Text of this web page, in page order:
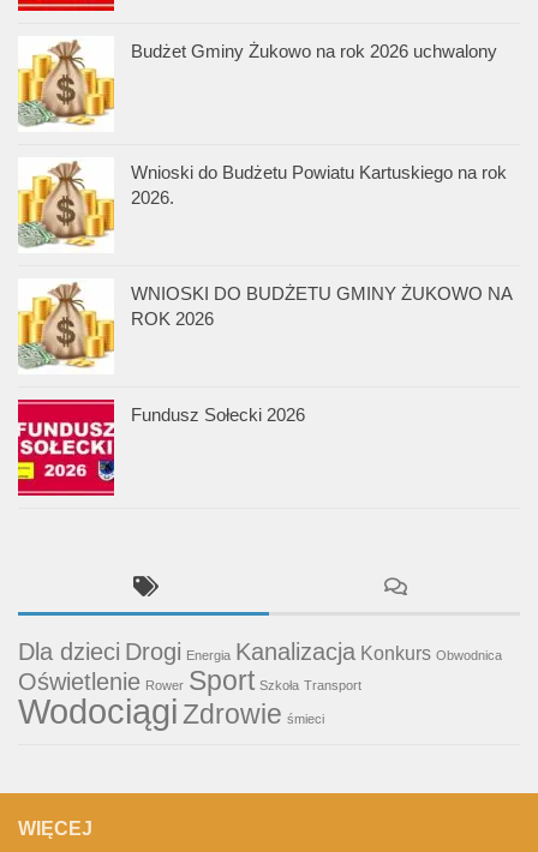
Budżet Gminy Żukowo na rok 2026 uchwalony
Wnioski do Budżetu Powiatu Kartuskiego na rok
2026.
WNIOSKI DO BUDŻETU GMINY ŻUKOWO NA
ROK 2026
Fundusz Sołecki 2026
Dla dzieci Drogi Energia Kanalizacja Konkurs Obwodnica
Oświetlenie Rower Sport Szkoła Transport
WodociągiZdrowie śmieci
WIĘCEJ